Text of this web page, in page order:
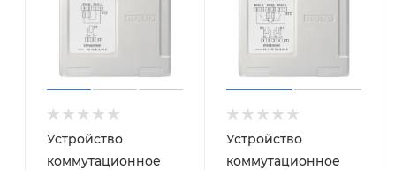
Устройство
коммутационное
Устройство
коммутационное